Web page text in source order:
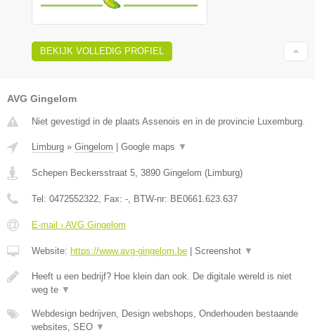
BEKIJK VOLLEDIG PROFIEL
AVG Gingelom
Niet gevestigd in de plaats Assenois en in de provincie Luxemburg.
Limburg » Gingelom Google maps ▼
Schepen Beckersstraat 5, 3890 Gingelom (Limburg)
Tel: 0472552322, Fax: -, BTW-nr: BE0661.623.637
E-mail › AVG Gingelom
Website: https://www.avg-gingelom.be Screenshot ▼
Heeft u een bedrijf? Hoe klein dan ook. De digitale wereld is niet
weg te ▼
Webdesign bedrijven, Design webshops, Onderhouden bestaande
websites, SEO ▼